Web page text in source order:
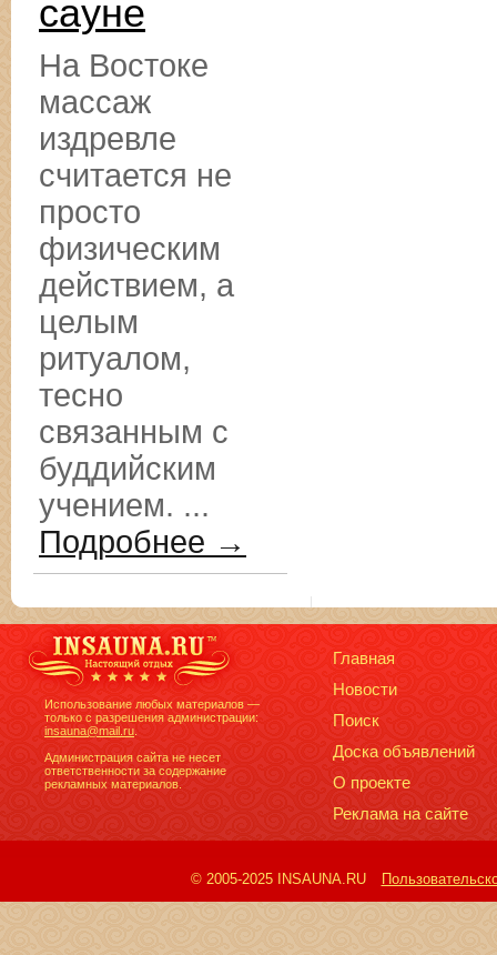
сауне
На Востоке
массаж
издревле
считается не
просто
физическим
действием, а
целым
ритуалом,
тесно
связанным с
буддийским
учением. ...
Подробнее →
Использование любых материалов —
только с разрешения администрации:
insauna@mail.ru
Администрация сайта не несет
ответственности за содержание
рекламных материалов.
Главная
Новости
Поиск
Доска объявлений
О проекте
Реклама на сайте
© 2005-2025 INSAUNA.RU